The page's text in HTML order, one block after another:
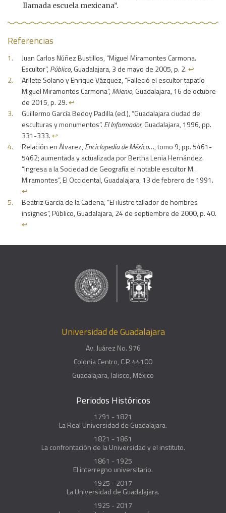
llamada escuela mexicana”.
Referencias
Juan Carlos Núñez Bustillos, “Miguel Miramontes Carmona.
Escultor”,Público, Guadalajara, 3 de mayo de 2005, p. 2.↩︎
Arllete Solano y Enrique Vázquez, “Falleció el escultor tapatío
Miguel Miramontes Carmona”,Milenio, Guadalajara, 16 de octubre
de 2015, p. 29.↩︎
Guillermo García Bedoy Padilla (ed.), “Guadalajara ciudad de
esculturas y monumentos”. El Informador, Guadalajara, 1996, pp.
331-333.↩︎
Relación en Álvarez,Enciclopedia de México…, tomo 9, pp. 5461-
5462; aumentada y actualizada por Bertha Lenia Hernández.
“Ingresa a la Sociedad de Geografía el notable escultor M.
Miramontes”, El Occidental, Guadalajara, 13 de febrero de 1991.
↩︎
Beatriz García de la Cadena, “El ilustre tallador de hombres
insignes”, Público, Guadalajara, 24 de septiembre de 2000, p. 40.
↩︎
Universidad de Guadalajara
Av. Juárez No. 976
Colonia Centro, C.P. 44100
Guadalajara, Jalisco, México
Periodos Históricos
1791 - 1821
La Real Universidad de Guadalajara.
1821 - 1861
La confrontación de la Universidad y el instituto.
1861 - 1925
El interregno universitario.
1925 - 2017
La Universidad de Guadalajara.
1925 - 2017